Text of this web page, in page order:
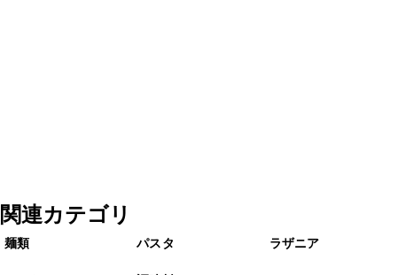
関連カテゴリ
麺類 パスタ ラザニア